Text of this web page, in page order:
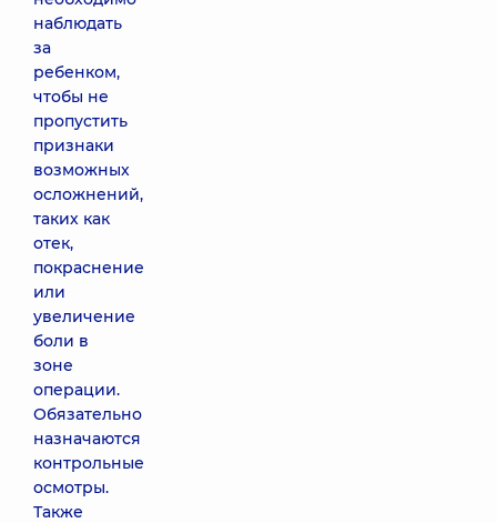
наблюдать
за
ребенком,
чтобы не
пропустить
признаки
возможных
осложнений,
таких как
отек,
покраснение
или
увеличение
боли в
зоне
операции.
Обязательно
назначаются
контрольные
осмотры.
Также